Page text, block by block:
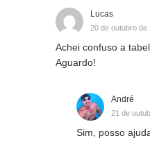
Lucas
20 de outubro de
Achei confuso a
Aguardo!
André
21 de
Sim, posso